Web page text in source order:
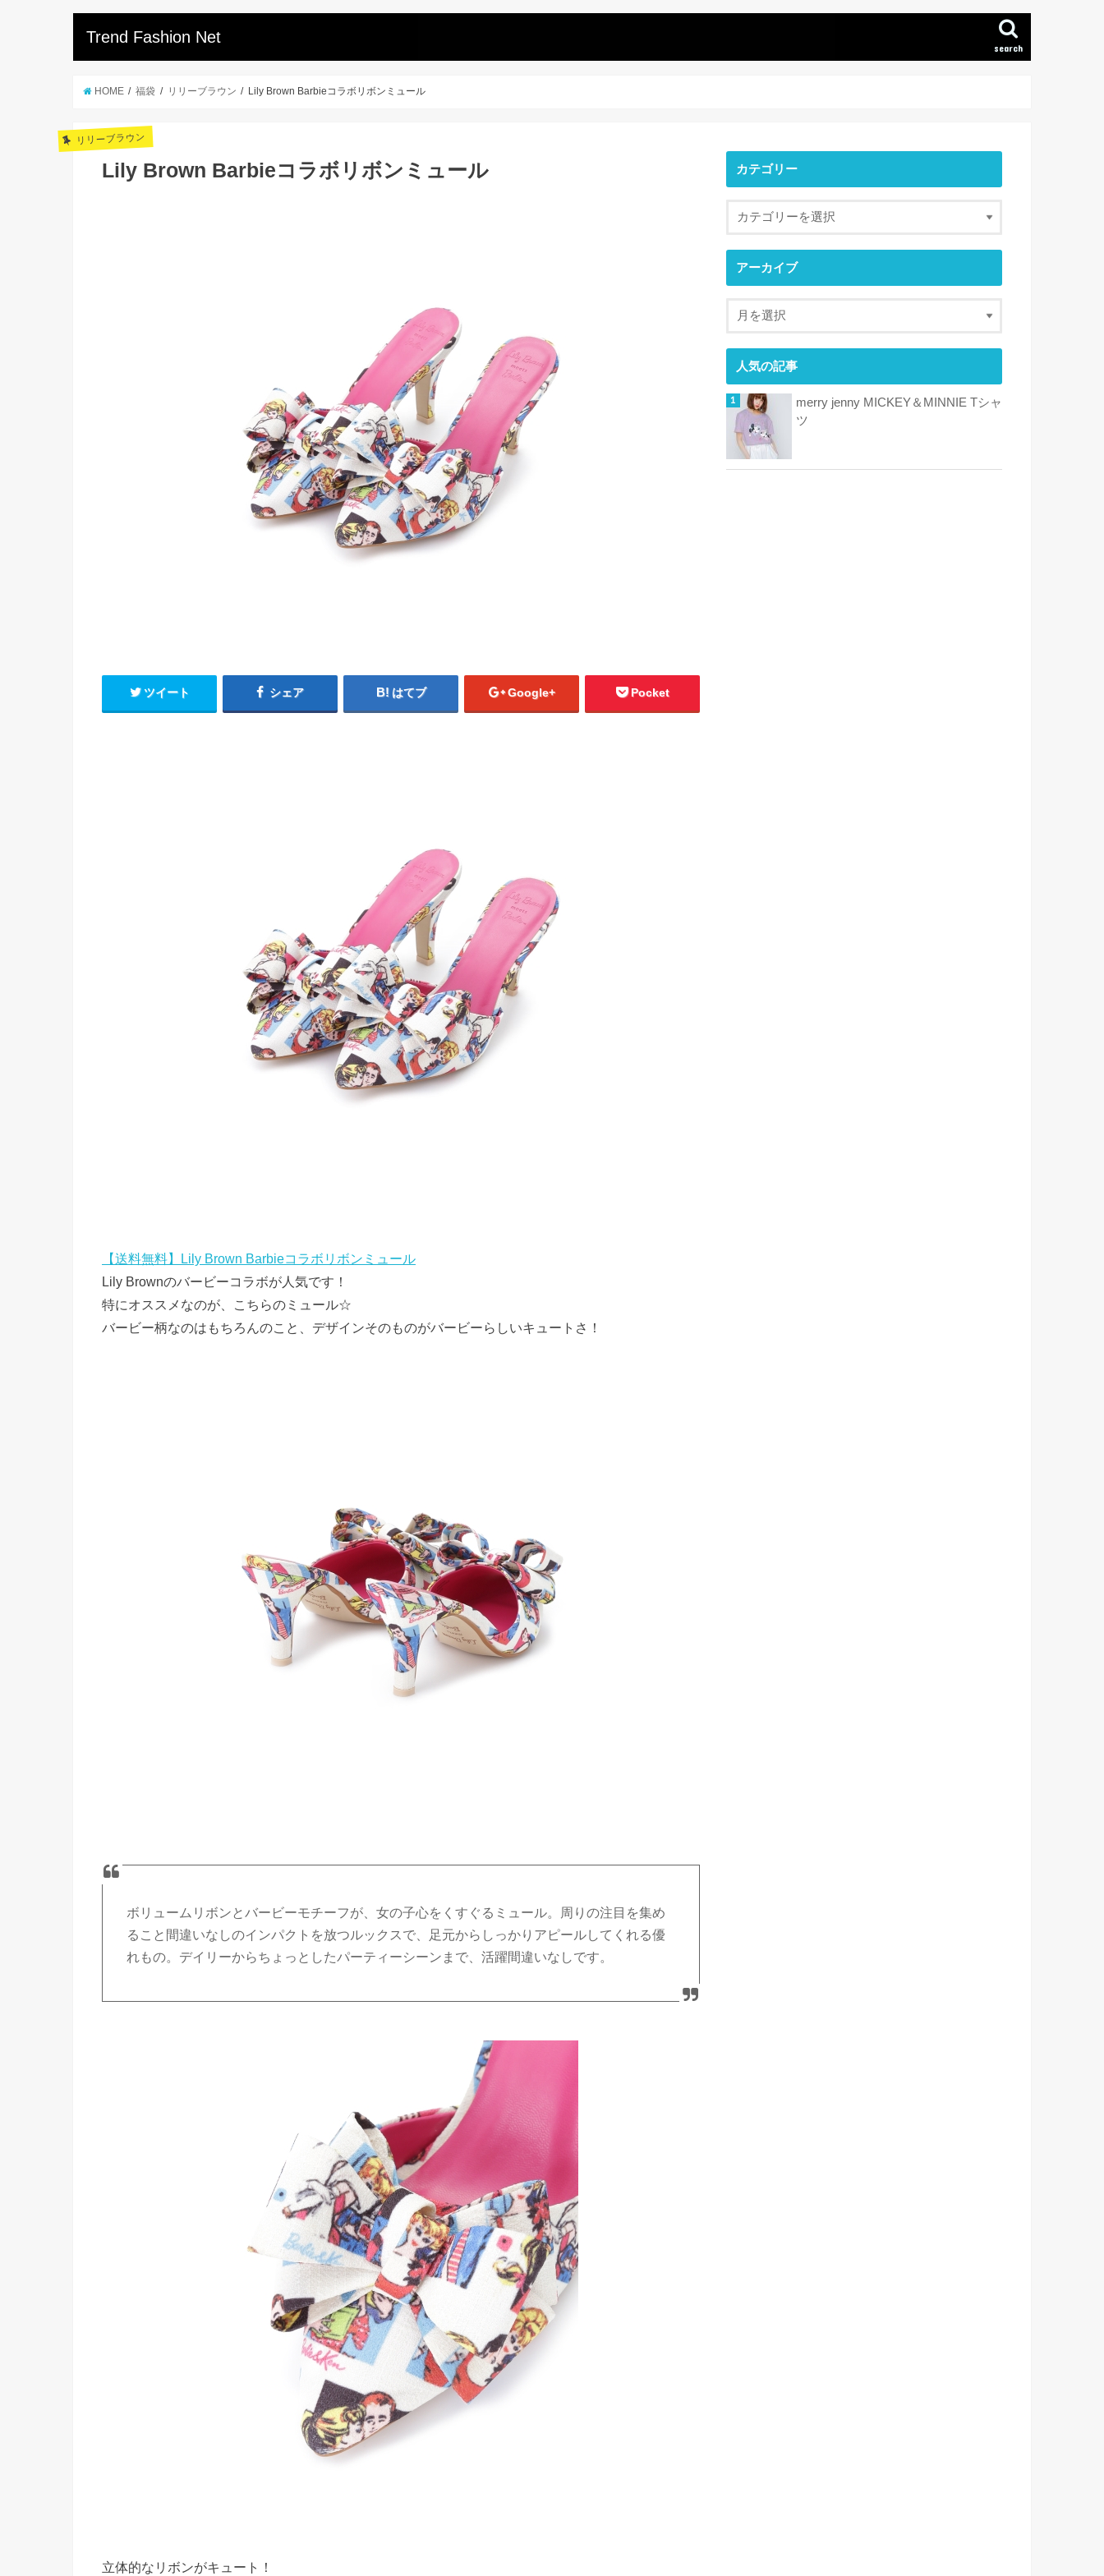
Trend Fashion Net
search
HOME 福袋 リリーブラウン Lily Brown Barbieコラボリボンミュール
リリーブラウン
Lily Brown Barbieコラボリボンミュール
ツイート シェア はてブ Google+ Pocket
【送料無料】Lily Brown Barbieコラボリボンミュール
Lily Brownのバービーコラボが人気です！
特にオススメなのが、こちらのミュール☆
バービー柄なのはもちろんのこと、デザインそのものがバービーらしいキュートさ！
ボリュームリボンとバービーモチーフが、女の子心をくすぐるミュール。周りの注目を集め
ること間違いなしのインパクトを放つルックスで、足元からしっかりアピールしてくれる優
れもの。デイリーからちょっとしたパーティーシーンまで、活躍間違いなしです。
立体的なリボンがキュート！
カテゴリー
アーカイブ
人気の記事
merry jenny MICKEY＆MINNIE Tシャ
ツ